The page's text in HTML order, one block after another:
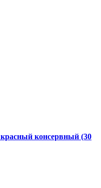
консервный (30